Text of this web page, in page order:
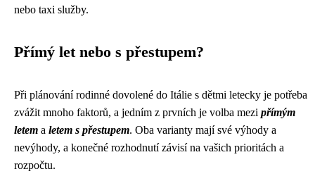
nebo taxi služby.
Přímý let nebo s přestupem?
Při plánování rodinné dovolené do Itálie s dětmi letecky je potřeba
zvážit mnoho faktorů, a jedním z prvních je volba mezi přímým
letem a letem s přestupem. Oba varianty mají své výhody a
nevýhody, a konečné rozhodnutí závisí na vašich prioritách a
rozpočtu.